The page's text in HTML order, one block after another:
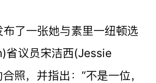
了一张她与素里一纽顿选
议员宋洁西(Jessie
照，并指出：“不是一位，